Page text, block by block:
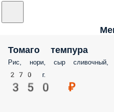
Томаго темпура
Рис, нори, сыр сливочный,
270 г.
350 ₽